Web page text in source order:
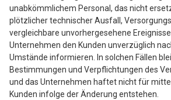
unabkömmlichem Personal, das nicht
plötzlicher technischer Ausfall,
vergleichbare unvorhergesehene
Unternehmen den Kunden unverzüglich
Umstände informieren. In solchen Fällen
Bestimmungen und Verpflichtungen des
und das Unternehmen haftet nicht für
Kunden infolge der Änderung entstehen.